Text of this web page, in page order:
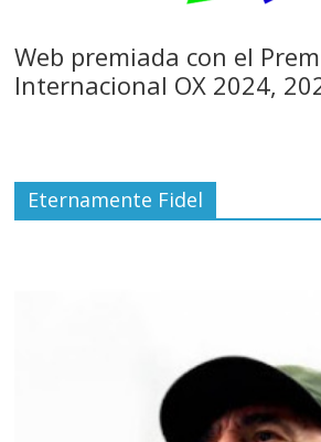
Web premiada con el
Internacional OX 2024,
Eternamente Fidel